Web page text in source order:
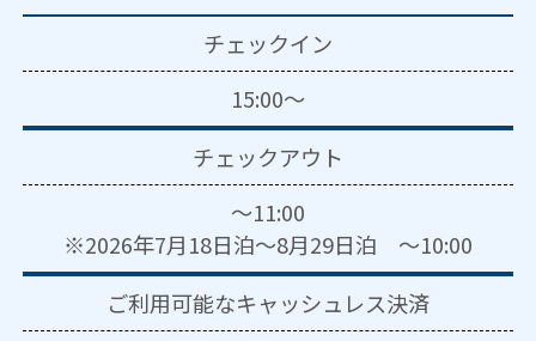
チェックイン
15:00～
チェックアウト
～11:00
※2026年7月18日泊～8月29日泊 ～10:00
ご利用可能なキャッシュレス決済